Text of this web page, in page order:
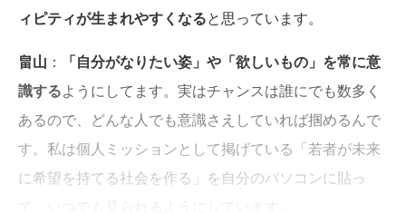
ィピティが生まれやすくなると思っています。
畠山 ：
「自分がなりたい姿」や「欲しいもの」を常に意
識するようにしてます。実はチャンスは誰にでも数多く
あるので、どんな人でも意識さえしていれば掴めるんで
す。私は個人ミッションとして掲げている「若者が未来
に希望を持てる社会を作る」を自分のパソコンに貼っ